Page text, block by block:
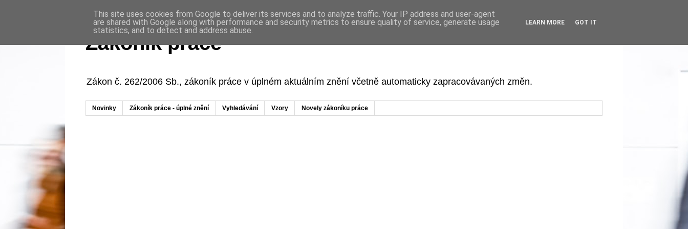
Zákoník práce
Zákon č. 262/2006 Sb., zákoník práce v úplném aktuálním znění včetně automaticky zapracovávaných změn.
Novinky Zákoník práce - úplné znění Vyhledávání Vzory Novely zákoníku práce
This site uses cookies from Google to deliver its services and to analyze traffic. Your IP address and user-agent
are shared with Google along with performance and security metrics to ensure quality of service, generate usage
statistics, and to detect and address abuse.
LEARN MORE GOT IT